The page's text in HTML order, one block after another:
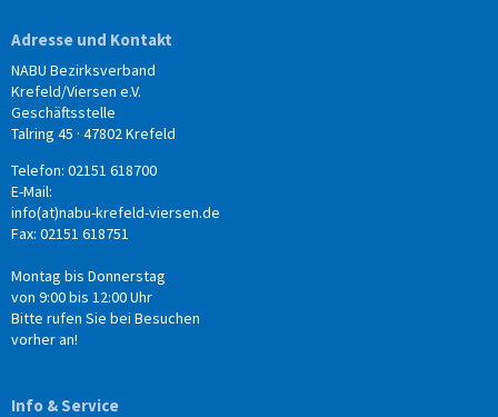
Adresse und Kontakt
NABU Bezirksverband
Krefeld/Viersen e.V.
Geschäftsstelle
Talring 45 · 47802 Krefeld
Telefon: 02151 618700
E-Mail:
info(at)nabu-krefeld-viersen.de
Fax: 02151 618751
Montag bis Donnerstag
von 9:00 bis 12:00 Uhr
Bitte rufen Sie bei Besuchen
vorher an!
Info & Service